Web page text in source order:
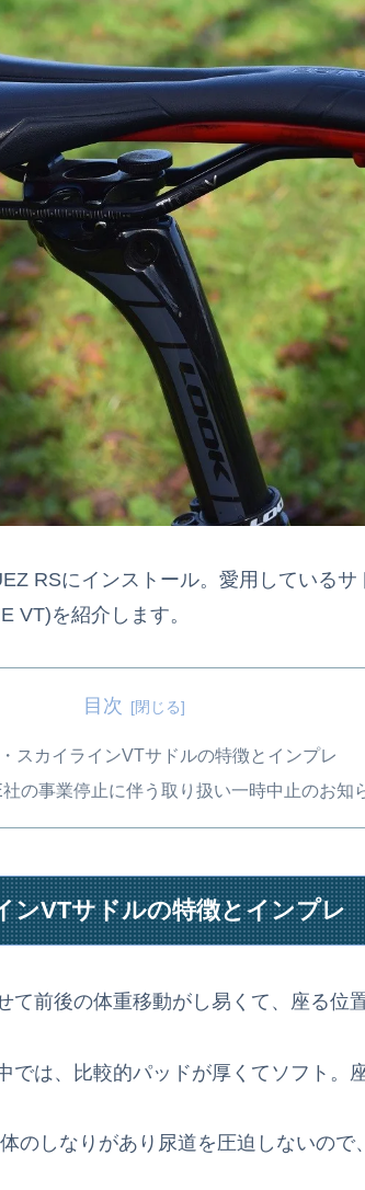
RSにインストール。愛用しているサ
VT)を紹介します。
目次
スカイラインVTサドルの特徴とインプレ
の事業停止に伴う取り扱い一時中止のお知
ンVTサドルの特徴とインプレ
前後の体重移動がし易くて、座る位
では、比較的パッドが厚くてソフト。
のしなりがあり尿道を圧迫しないので